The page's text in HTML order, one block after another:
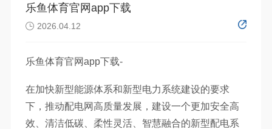
乐鱼体育官网app下载
 2026.04.12
乐鱼体育官网app下载-
在加快新型能源体系和新型电力系统建设的要求
下，推动配电网高质量发展，建设一个更加安全高
效、清洁低碳、柔性灵活、智慧融合的新型配电系